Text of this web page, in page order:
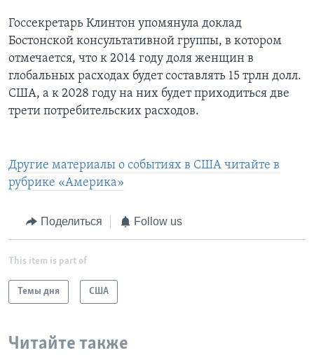
Госсекретарь Клинтон упомянула доклад
Бостонской консультативной группы, в котором
отмечается, что к 2014 году доля женщин в
глобальных расходах будет составлять 15 трлн долл.
США, а к 2028 году на них будет приходиться две
трети потребительских расходов.
Другие материалы о событиях в США читайте в
рубрике «Америка»
Поделиться Follow us
This item is part of
Темы дня США
Читайте также